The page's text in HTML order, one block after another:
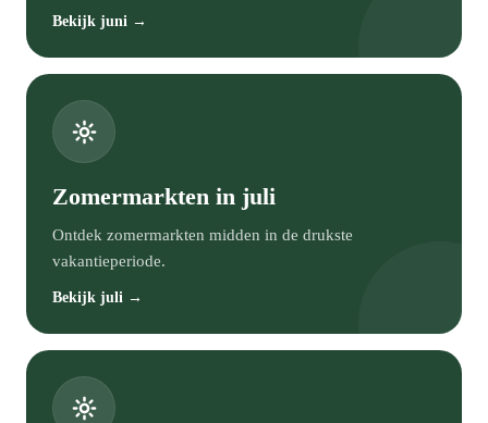
Bekijk juni →
Zomermarkten in juli
Ontdek zomermarkten midden in de drukste
vakantieperiode.
Bekijk juli →